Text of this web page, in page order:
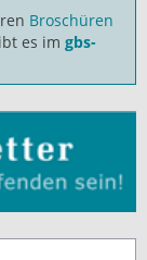
Broschüren
es im gbs-